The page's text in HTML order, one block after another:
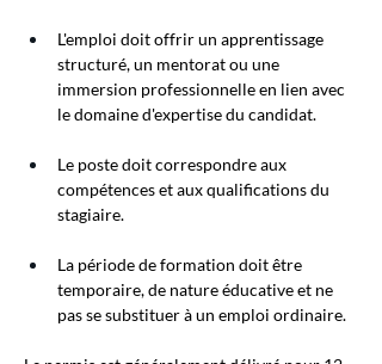
L'emploi doit offrir un apprentissage
structuré, un mentorat ou une
immersion professionnelle en lien avec
le domaine d'expertise du candidat.
Le poste doit correspondre aux
compétences et aux qualifications du
stagiaire.
La période de formation doit être
temporaire, de nature éducative et ne
pas se substituer à un emploi ordinaire.